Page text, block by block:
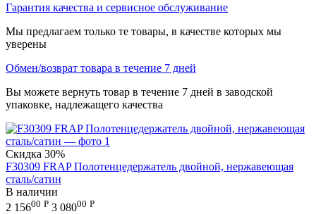
Гарантия качества и сервисное обслуживание
Мы предлагаем только те товары, в качестве которых мы
уверены
Обмен/возврат товара в течение 7 дней
Вы можете вернуть товар в течение 7 дней в заводской
упаковке, надлежащего качества
Скидка 30%
F30309 FRAP Полотенцедержатель двойной, нержавеющая
сталь/сатин
В наличии
2 15600 Р 3 08000 Р